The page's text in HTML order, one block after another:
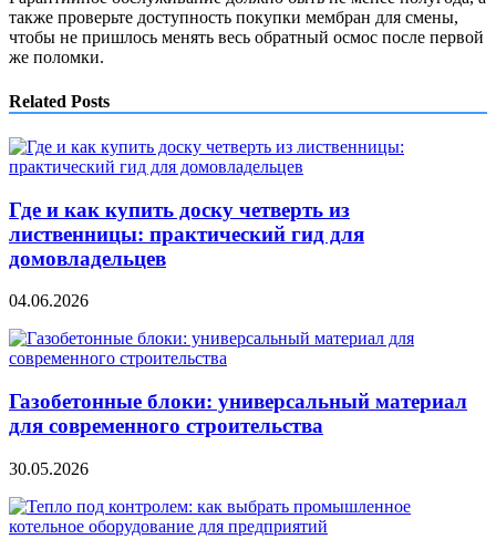
также проверьте доступность покупки мембран для смены,
чтобы не пришлось менять весь обратный осмос после первой
же поломки.
Related Posts
Где и как купить доску четверть из
лиственницы: практический гид для
домовладельцев
04.06.2026
Газобетонные блоки: универсальный материал
для современного строительства
30.05.2026